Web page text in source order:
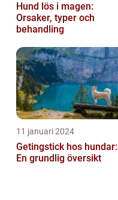
Hund lös i magen:
Orsaker, typer och
behandling
11 januari 2024
Getingstick hos hundar:
En grundlig översikt